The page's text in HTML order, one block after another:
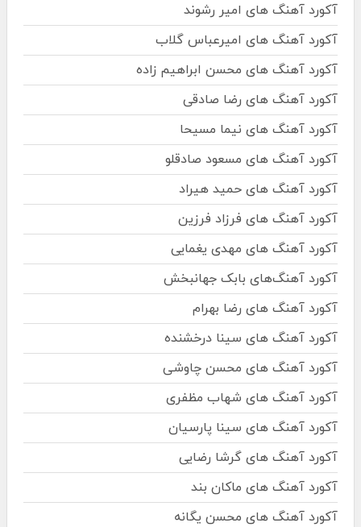
آکورد آهنگ های امیر رشوند
آکورد آهنگ های امیرعباس گلاب
آکورد آهنگ های محسن ابراهیم زاده
آکورد آهنگ های رضا صادقی
آکورد آهنگ های نیما مسیحا
آکورد آهنگ های مسعود صادقلو
آکورد آهنگ های حمید هیراد
آکورد آهنگ های فرزاد فرزین
آکورد آهنگ های مهدی یغمایی
آکورد آهنگ‌های بابک جهانبخش
آکورد آهنگ های رضا بهرام
آکورد آهنگ های سینا درخشنده
آکورد آهنگ های محسن چاوشی
آکورد آهنگ های شهاب مظفری
آکورد آهنگ های سینا پارسیان
آکورد آهنگ های گرشا رضایی
آکورد آهنگ های ماکان بند
آکورد آهنگ های محسن یگانه